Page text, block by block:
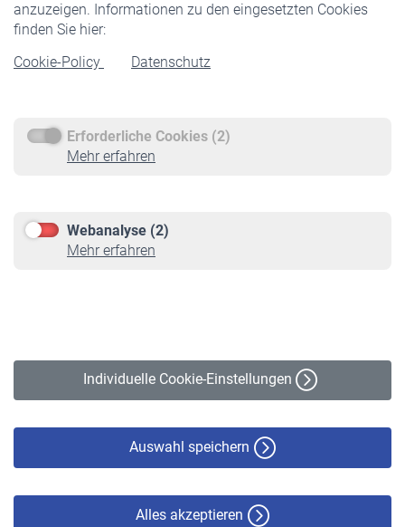
anzuzeigen. Informationen zu den eingesetzten Cookies
finden Sie hier:
Cookie-Policy
Datenschutz
Erforderliche Cookies (2)
Mehr erfahren
Webanalyse (2)
Mehr erfahren
Individuelle Cookie-Einstellungen
Auswahl speichern
Alles akzeptieren
Rentner
Rentenbeginn
Rente beantragen
Service
Informationen
Online-Rechner
VBLnewsletter
Erklärung zur Barrierefreiheit